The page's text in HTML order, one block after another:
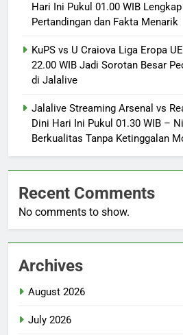
Hari Ini Pukul 01.00 WIB
Pertandingan dan Fakta Menarik
KuPS vs U Craiova Liga Eropa
22.00 WIB Jadi Sorotan Besar
di Jalalive
Jalalive Streaming Arsenal vs
Dini Hari Ini Pukul 01.30 WIB –
Berkualitas Tanpa Ketinggalan
Recent Comments
No comments to show.
Archives
August 2026
July 2026